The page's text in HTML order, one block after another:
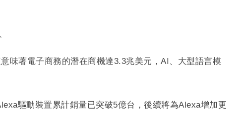
味著電子商務的潛在商機達3.3兆美元，AI、大型語言模
驅動裝置累計銷量已突破5億台，後續將為Alexa增加更